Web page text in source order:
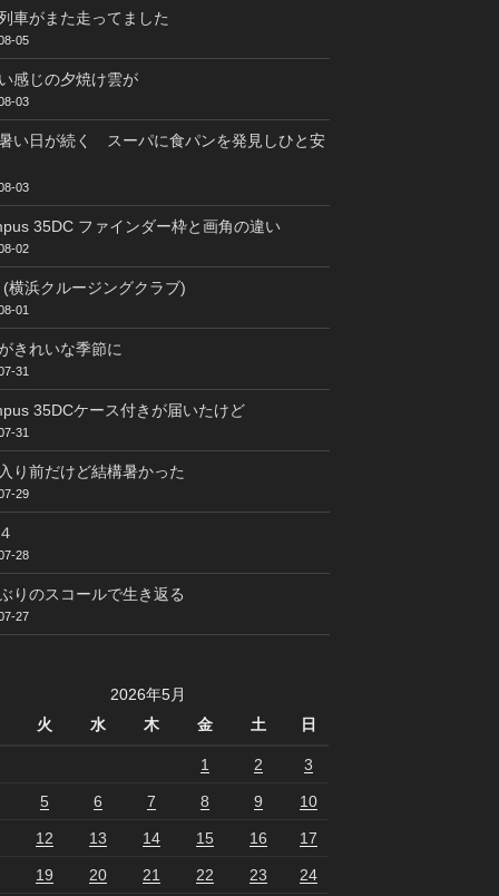
車がまた走ってました
05
感じの夕焼け雲が
03
い日が続く スーパに食パンを発見しひと安
03
35DC ファインダー枠と画角の違い
02
(横浜クルージングクラブ)
01
きれいな季節に
31
35DCケース付きが届いたけど
31
り前だけど結構暑かった
29
28
りのスコールで生き返る
27
2026年5月
火
水 木 金 土 日
1 2 3
5 6 7 8 9 10
12 13 14 15 16 17
19 20 21 22 23 24